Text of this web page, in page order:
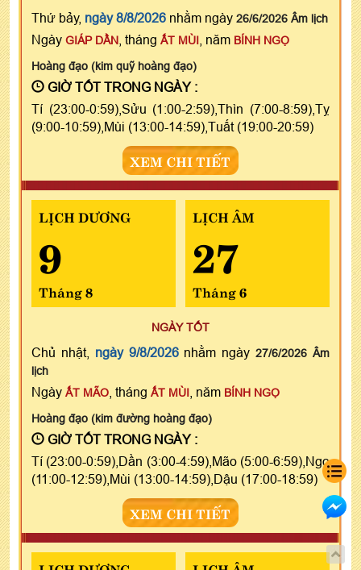
Thứ bảy, ngày 8/8/2026 nhằm ngày 26/6/2026 Âm lịch
Ngày GIÁP DẦN , tháng ẤT MÙI , năm BÍNH NGỌ
Hoàng đạo (kim quỹ hoàng đạo)
GIỜ TỐT TRONG NGÀY :
Tí (23:00-0:59),Sửu (1:00-2:59),Thìn (7:00-8:59),Tỵ
(9:00-10:59),Mùi (13:00-14:59),Tuất (19:00-20:59)
XEM CHI TIẾT
LỊCH DƯƠNG
9
Tháng 8
LỊCH ÂM
27
Tháng 6
NGÀY TỐT
Chủ nhật, ngày 9/8/2026nhằm ngày27/6/2026 Âm
lịch
Ngày ẤT MÃO , tháng ẤT MÙI , năm BÍNH NGỌ
Hoàng đạo (kim đường hoàng đạo)
GIỜ TỐT TRONG NGÀY :
Tí (23:00-0:59),Dần (3:00-4:59),Mão (5:00-6:59),Ngọ
(11:00-12:59),Mùi (13:00-14:59),Dậu (17:00-18:59)
XEM CHI TIẾT